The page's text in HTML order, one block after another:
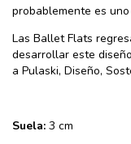
probablemente es
Las Ballet Flats
desarrollar este
a Pulaski, Diseño,
Suela: 3 cm